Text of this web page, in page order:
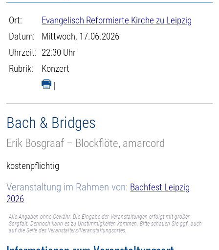
Ort:
Evangelisch Reformierte Kirche zu Leipzig
Datum:
Mittwoch, 17.06.2026
Uhrzeit: 22:30 Uhr
Rubrik:
Konzert
|
Bach & Bridges
Erik Bosgraaf – Blockflöte, amarcord
kostenpflichtig
Veranstaltung im Rahmen von: Bachfest Leipzig
2026
Alle Angaben ohne Gewähr. Die Eingabe der Veranstaltungen erfolgt mit großer
Sorgfalt. Dennoch kann es zu Unstimmigkeiten kommen. Bitte schauen Sie ggf. auch
auf die Seite des Veranstalters/Veranstaltungsortes.